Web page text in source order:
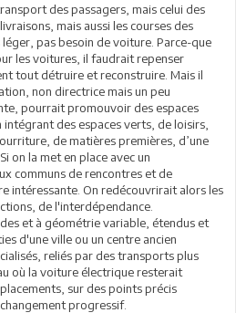
des passagers, mais celui des
mais aussi les courses des
pas besoin de voiture. Parce-que
les voitures, il faudrait repenser
tout détruire et reconstruire. Mais il
non directrice mais un peu
pourrait promouvoir des espaces
des espaces verts, de loisirs,
de matières premières, d’une
on la met en place avec un
communs de rencontres et de
intéressante. On redécouvrirait alors les
de l'interdépendance.
et à géométrie variable, étendus et
d'une ville ou un centre ancien
reliés par des transports plus
où la voiture électrique resterait
sur des points précis
progressif.